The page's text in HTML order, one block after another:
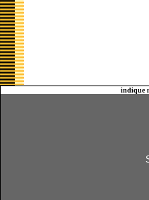
indique